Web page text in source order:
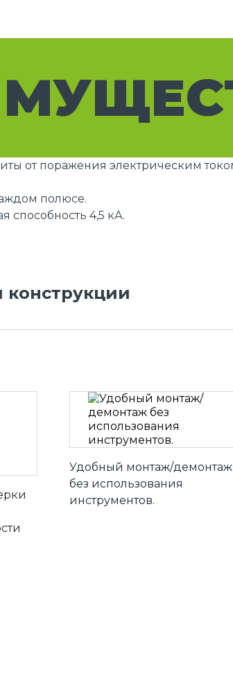
от поражения электрическим
полюсе.
способность 4,5 кА.
конструкции
Удобный монтаж/демонтаж
без использования
инструментов.